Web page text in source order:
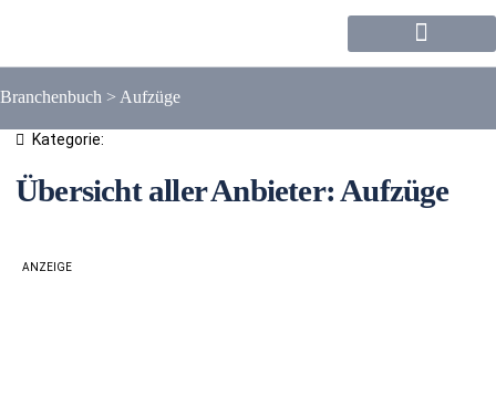
Branchenbuch > Aufzüge
Kategorie:
Übersicht aller Anbieter: Aufzüge
ANZEIGE